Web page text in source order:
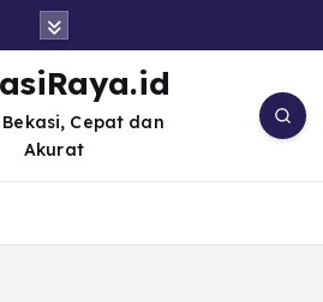
Cepat dan
Akurat